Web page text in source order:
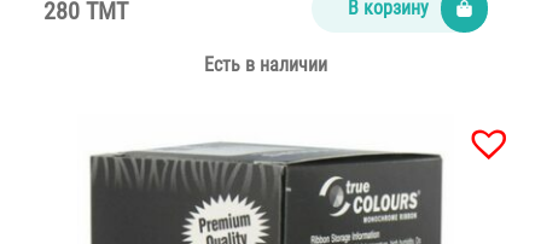
280 TMT В корзину
Есть в наличии